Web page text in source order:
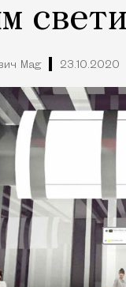
Mag 23.10.2020